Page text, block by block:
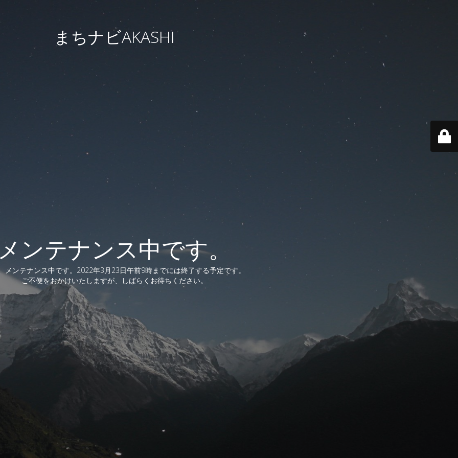
まちナビAKASHI
ンテナンス中です。
メンテナンス中です。2022年3月23日午前9時までには終了する予定です。
ご不便をおかけいたしますが、しばらくお待ちください。